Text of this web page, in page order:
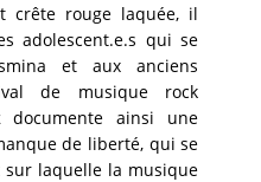
crête rouge laquée, il
adolescent.e.s qui se
et aux anciens
de musique rock
documente ainsi une
de liberté, qui se
laquelle la musique